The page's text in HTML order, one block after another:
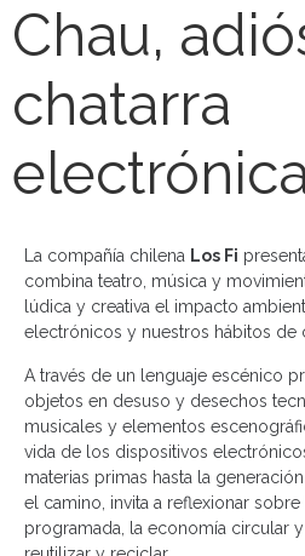
Chau,
chatarra
La compañía chilena Los Fi
combina teatro, música y
lúdica y creativa el impacto
electrónicos y nuestros hábitos de
A través de un lenguaje escénico
objetos en desuso y desechos
musicales y elementos
vida de los dispositivos
materias primas hasta la
el camino, invita a reflexionar
programada, la economía circular